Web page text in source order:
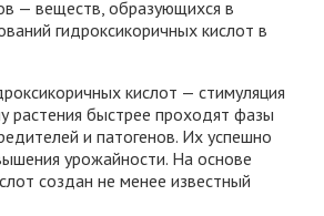
— веществ, образующихся в
гидроксикоричных кислот в
кислот — стимуляция
растения быстрее проходят фазы
и патогенов. Их успешно
урожайности. На основе
создан не менее известный